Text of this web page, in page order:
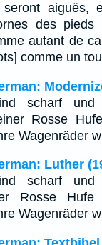
seront aiguës,
des pieds
autant de
comme un
scharf
Rosse
Wagenräder
Luther
scharf
Rosse
Wagenräder